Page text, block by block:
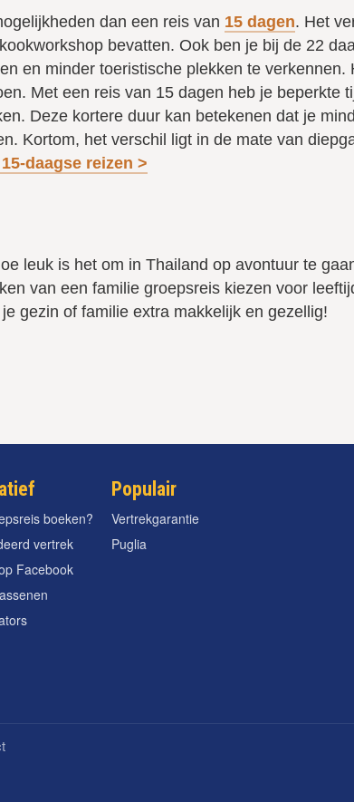
dan een reis van 15 dagen. Het
bevatten. Ook ben je bij de 22
en minder toeristische plekken te
Met een reis van 15 dagen heb je beperkte
Deze kortere duur kan betekenen dat je
Kortom, het verschil ligt in de mate van
daagse reizen >
leuk is het om in Thailand op avontuur te
van een familie groepsreis kiezen voor
gezin of familie extra makkelijk en gezellig!
boeken?
vertrek
Facebook
Populair
Vertrekgarantie
Puglia